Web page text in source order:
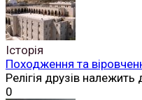
Історія
Походження та
Релігія друзів
0